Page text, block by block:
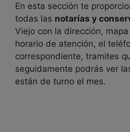
En esta sección te
todas las notarías y
Viejo con la dirección,
horario de atención, el
correspondiente, tramites
seguidamente podrás ver
están de turno el mes.